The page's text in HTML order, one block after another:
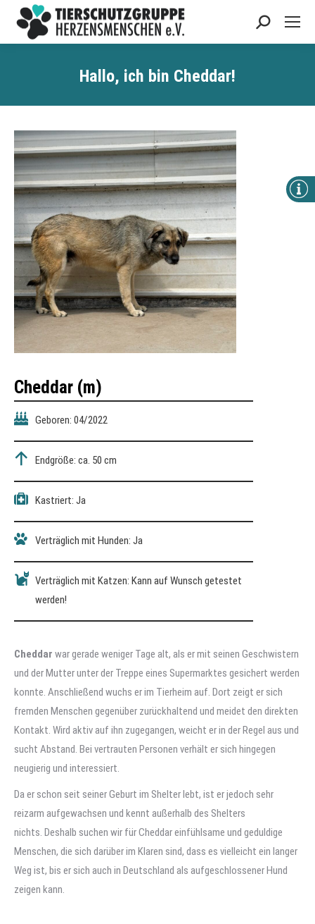
Search:
Hallo, ich bin Cheddar!
Cheddar (m)
Geboren: 04/2022
Endgröße: ca. 50 cm
Kastriert: Ja
Verträglich mit Hunden: Ja
Verträglich mit Katzen: Kann auf Wunsch getestet
werden!
Cheddar war gerade weniger Tage alt, als er mit seinen Geschwistern
und der Mutter unter der Treppe eines Supermarktes gesichert werden
konnte. Anschließend wuchs er im Tierheim auf. Dort zeigt er sich
fremden Menschen gegenüber zurückhaltend und meidet den direkten
Kontakt. Wird aktiv auf ihn zugegangen, weicht er in der Regel aus und
sucht Abstand. Bei vertrauten Personen verhält er sich hingegen
neugierig und interessiert.
Da er schon seit seiner Geburt im Shelter lebt, ist er jedoch sehr
reizarm aufgewachsen und kennt außerhalb des Shelters
nichts. Deshalb suchen wir für Cheddar einfühlsame und geduldige
Menschen, die sich darüber im Klaren sind, dass es vielleicht ein langer
Weg ist, bis er sich auch in Deutschland als aufgeschlossener Hund
zeigen kann.